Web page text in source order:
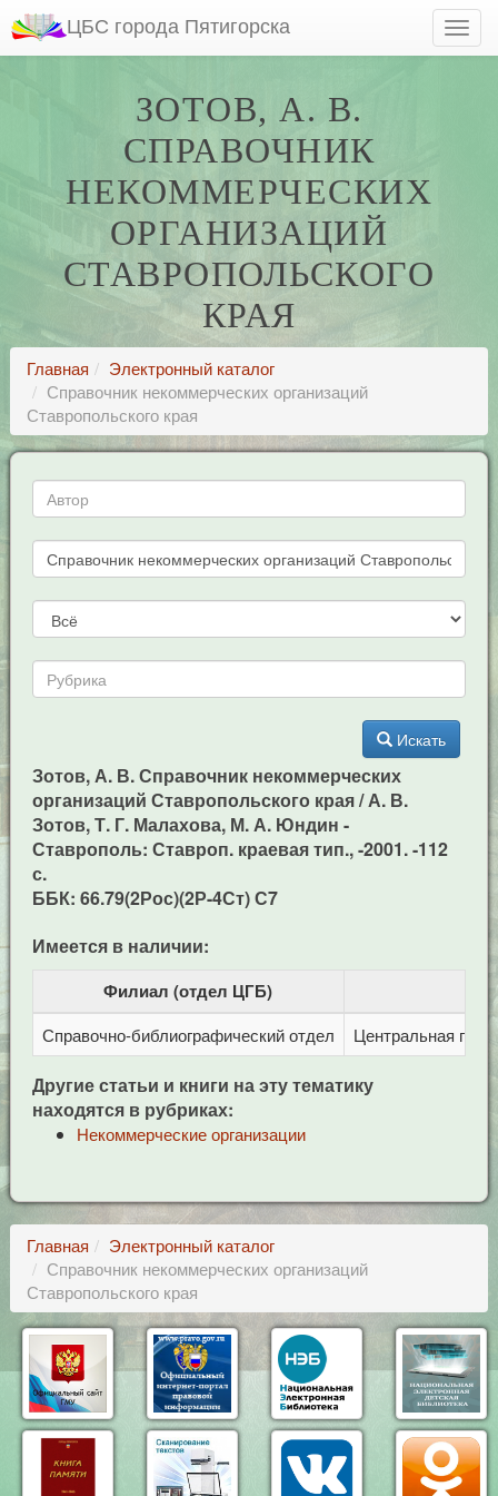
ЦБС города Пятигорска
ЗОТОВ, А. В.
СПРАВОЧНИК
НЕКОММЕРЧЕСКИХ
ОРГАНИЗАЦИЙ
СТАВРОПОЛЬСКОГО
КРАЯ
Главная
Электронный каталог
Справочник некоммерческих организаций
Ставропольского края
Искать
Зотов, А. В. Справочник некоммерческих
организаций Ставропольского края / А. В.
Зотов, Т. Г. Малахова, М. А. Юндин -
Ставрополь: Ставроп. краевая тип., -2001. -112
с.
ББК: 66.79(2Рос)(2Р-4Ст) С7
Имеется в наличии:
Филиал (отдел ЦГБ)
Справочно-библиографический отдел Центральная
Другие статьи и книги на эту тематику
находятся в рубриках:
Некоммерческие организации
Главная
Электронный каталог
Справочник некоммерческих организаций
Ставропольского края